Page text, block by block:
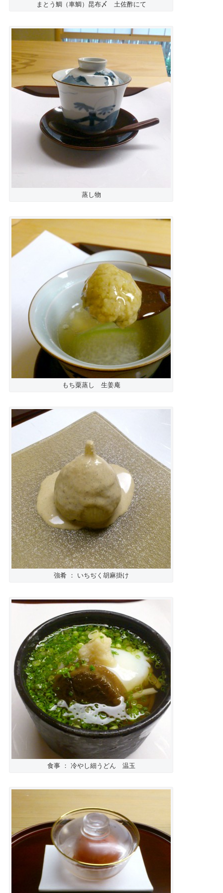
まとう鯛（車鯛）昆布〆 土佐酢にて
蒸し物
もち粟蒸し 生姜庵
強肴 ： いちぢく胡麻掛け
食事 ： 冷やし細うどん 温玉